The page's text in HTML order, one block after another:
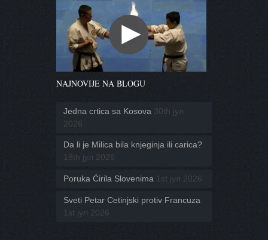
NAJNOVIJE NA BLOGU
Jedna crtica sa Kosova 30th јул
2026
Da li je Milica bila knjeginja ili carica?
18th јул 2026
Poruka Ćirila Slovenima 1st јул 2026
Sveti Petar Cetinjski protiv Francuza
1st јул 2026